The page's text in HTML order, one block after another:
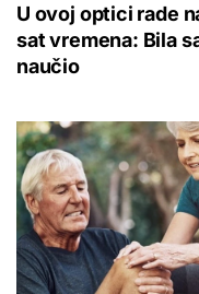
U ovoj optici rade
sat vremena: Bila
naučio